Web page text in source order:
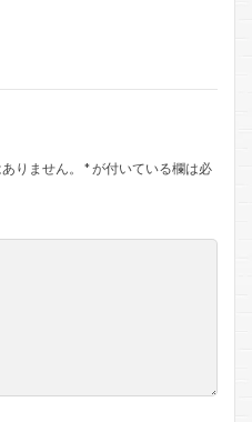
りません。 *が付いている欄は必